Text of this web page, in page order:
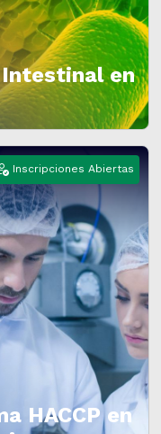
en
Inscripciones Abiertas
HACCP en